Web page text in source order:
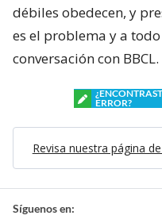
débiles obedecen, y
es el problema y a
conversación con BBCL.
ERROR?
Revisa nuestra página
Síguenos en: